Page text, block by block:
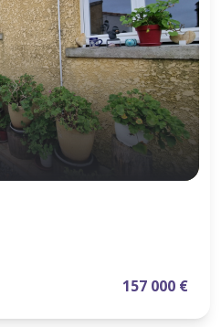
157 000 €